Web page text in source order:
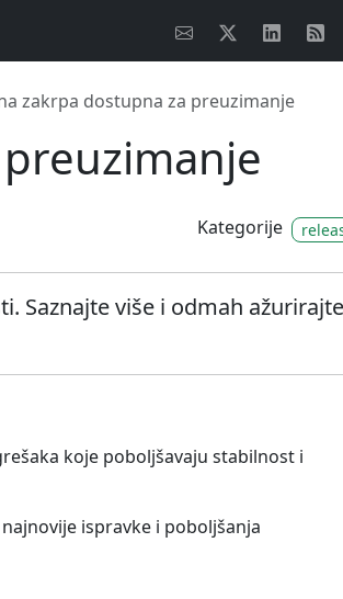
zakrpa dostupna za preuzimanje
Kategorije
Saznajte više i odmah ažurirajte
koje poboljšavaju stabilnost i
ispravke i poboljšanja